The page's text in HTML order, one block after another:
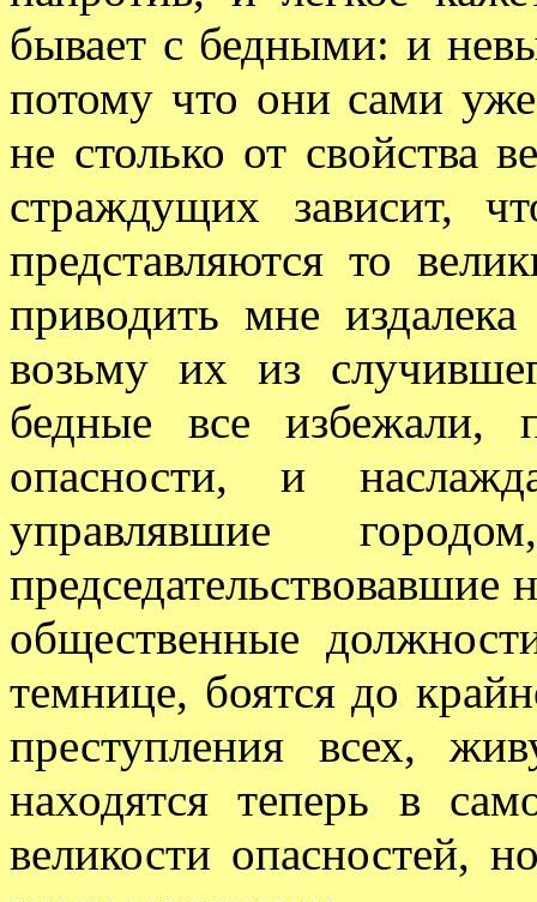
бывает с бедными: и
потому что они сами
не столько от свойства
страждущих зависит,
представляются то
приводить мне
возьму их из
бедные все избежали,
опасности, и
управлявшие
председательствовавшие
общественные
темнице, боятся до
преступления всех,
находятся теперь в
великости опасностей,